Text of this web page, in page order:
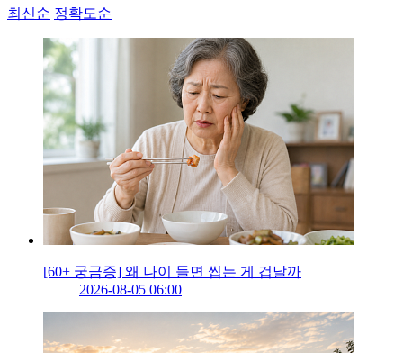
최신순 정확도순
[60+ 궁금증] 왜 나이 들면 씹는 게 겁날까
2026-08-05 06:00